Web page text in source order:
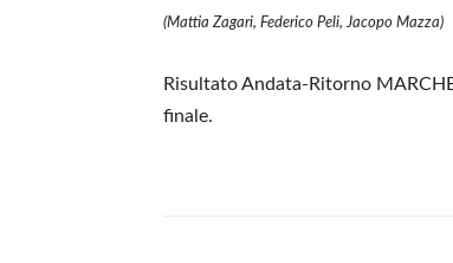
(Mattia Zagari, Federico Peli, Jacopo Mazza)
Risultato Andata-Ritorno
finale.